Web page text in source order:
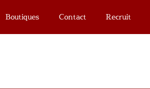
Boutiques Contact Recruit